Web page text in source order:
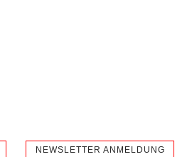
NEWSLETTER ANMELDUNG